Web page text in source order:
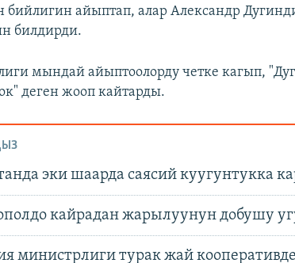
айыптап, алар Александр
билдирди.
мындай айыптоолорду четке кагып,
деген жооп кайтарды.
эки шаарда саясий куугунтукка
кайрадан жарылуунун добушу
министрлиги турак жай